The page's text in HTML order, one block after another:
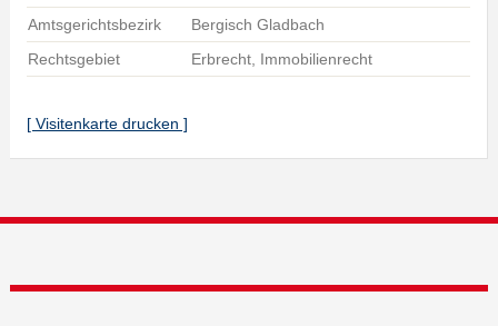
Amtsgerichtsbezirk
Bergisch Gladbach
Rechtsgebiet
Erbrecht, Immobilienrecht
[ Visitenkarte drucken ]